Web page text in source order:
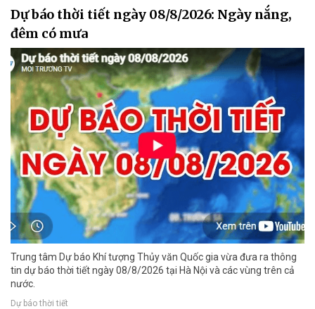
Dự báo thời tiết ngày 08/8/2026: Ngày nắng,
đêm có mưa
Trung tâm Dự báo Khí tượng Thủy văn Quốc gia vừa đưa ra thông
tin dự báo thời tiết ngày 08/8/2026 tại Hà Nội và các vùng trên cả
nước.
Dự báo thời tiết